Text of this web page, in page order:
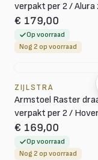
verpakt per 2 / Alura
€ 179,00
Op voorraad
Nog 2 op voorraad
ZIJLSTRA
Armstoel Raster
verpakt per 2 /
€ 169,00
Op voorraad
Nog 2 op voorraad